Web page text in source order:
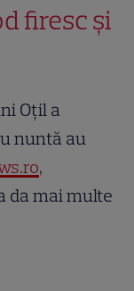
firesc și
Oțil a
nuntă au
,
da mai multe